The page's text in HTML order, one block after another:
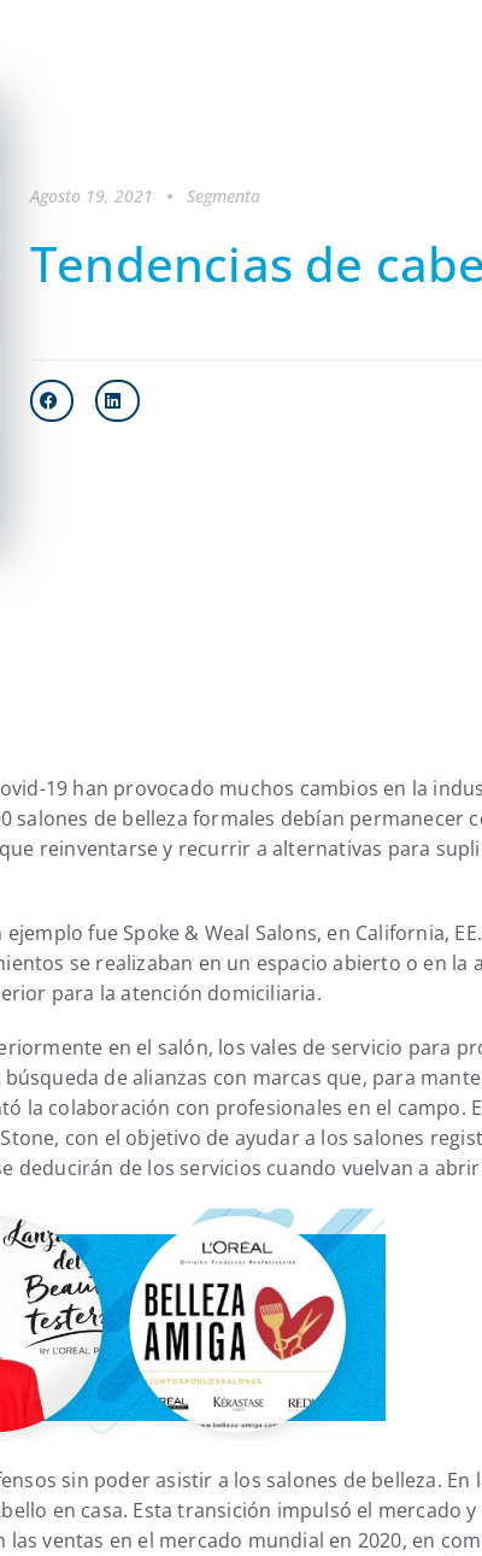
Agosto 19, 2021 Segmenta
Tendencias de
19 han provocado muchos cambios en la
salones de belleza formales debían permanecer
reinventarse y recurrir a alternativas para
fue Spoke & Weal Salons, en California,
se realizaban en un espacio abierto o en la
para la atención domiciliaria.
en el salón, los vales de servicio para
de alianzas con marcas que, para
la colaboración con profesionales en el campo.
con el objetivo de ayudar a los salones
deducirán de los servicios cuando vuelvan a
sin poder asistir a los salones de belleza. En
en casa. Esta transición impulsó el mercado
ventas en el mercado mundial en 2020, en